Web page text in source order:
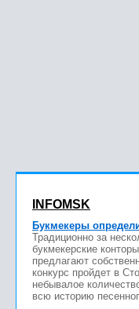
INFOMSK
Букмекеры
Традиционно за
букмекерские
предлагают
конкурс пройдет в
небывалое
всю историю